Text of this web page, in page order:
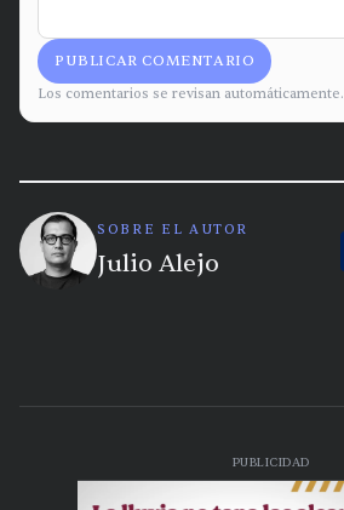
PUBLICAR COMENTARIO
Los comentarios se revisan automáticamente.
SOBRE EL AUTOR
Julio Alejo
PUBLICIDAD